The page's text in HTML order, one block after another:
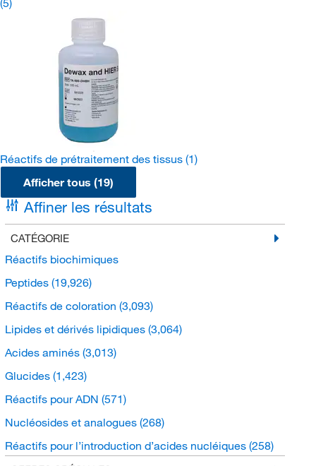
(5)
Réactifs de prétraitement des tissus (1)
Afficher tous (19)
Affiner les résultats
CATÉGORIE
Réactifs biochimiques
Peptides (19,926)
Réactifs de coloration (3,093)
Lipides et dérivés lipidiques (3,064)
Acides aminés (3,013)
Glucides (1,423)
Réactifs pour ADN (571)
Nucléosides et analogues (268)
Réactifs pour l’introduction d’acides nucléiques (258)